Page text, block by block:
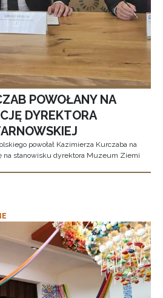
POWOŁANY NA
DYREKTORA
powołał Kazimierza Kurczaba na
na stanowisku dyrektora Muzeum Ziemi